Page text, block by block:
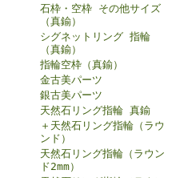
石枠・空枠 その他サイズ
（真鍮）
シグネットリング 指輪
（真鍮）
指輪空枠（真鍮）
金古美パーツ
銀古美パーツ
天然石リング指輪 真鍮
＋天然石リング指輪（ラウ
ンド）
天然石リング指輪（ラウン
ド2mm）